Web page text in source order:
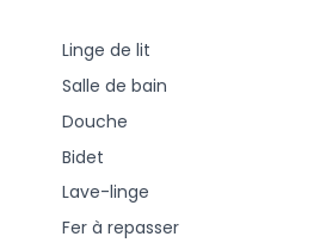
Linge de lit
Salle de bain
Douche
Bidet
Lave-linge
Fer à repasser